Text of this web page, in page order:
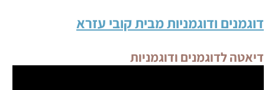
דוגמנים ודוגמניות מבית קובי עזרא
דיאטה לדוגמנים ודוגמניות